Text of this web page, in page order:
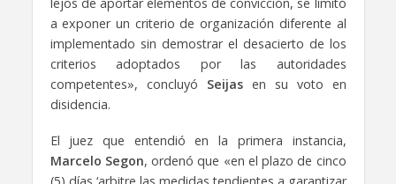
a exponer un criterio de organización diferente al
implementado sin demostrar el desacierto de los
criterios adoptados por las autoridades
competentes», concluyó Seijasen su voto en
disidencia.
El juez que entendió en la primera instancia,
Marcelo Segon, ordenó que «en el plazo de cinco